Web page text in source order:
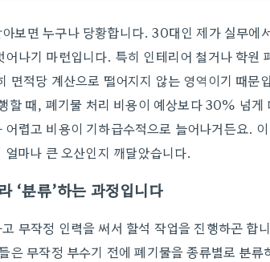
보면 누구나 당황합니다. 30대인 제가 실무에
나기 마련입니다. 특히 인테리어 철거나 학원
면적당 계산으로 떨어지지 않는 영역이기 때문
할 때, 폐기물 처리 비용이 예상보다 30% 넘게
렵고 비용이 기하급수적으로 늘어나거든요.
마나 큰 오산인지 깨달았습니다.
‘분류’하는 과정입니다
무작정 인력을 써서 할석 작업을 진행하곤 합
은 무작정 부수기 전에 폐기물을 종류별로 분